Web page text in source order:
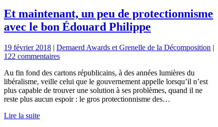
Et maintenant, un peu de protectionnisme
avec le bon Édouard Philippe
19 février 2018 | Demaerd Awards et Grenelle de la Décomposition |
122 commentaires
Au fin fond des cartons républicains, à des années lumières du
libéralisme, veille celui que le gouvernement appelle lorsqu’il n’est
plus capable de trouver une solution à ses problèmes, quand il ne
reste plus aucun espoir : le gros protectionnisme des…
Lire la suite